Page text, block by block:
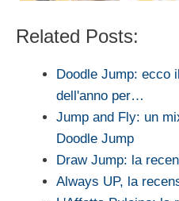
Related Posts:
Doodle Jump: ecco
dell'anno per…
Jump and Fly: un
Doodle Jump
Draw Jump: la
Always UP, la